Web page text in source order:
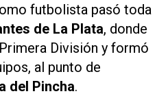
futbolista pasó toda
de La Plata, donde
División y formó
al punto de
del Pincha.